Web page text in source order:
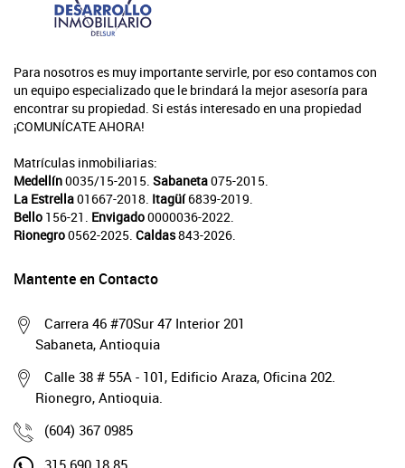
Para nosotros es muy importante servirle, por eso contamos con
un equipo especializado que le brindará la mejor asesoría para
encontrar su propiedad. Si estás interesado en una propiedad
¡COMUNÍCATE AHORA!
Matrículas inmobiliarias:
Medellín0035/15-2015. Sabaneta075-2015.
La Estrella01667-2018. Itagüí6839-2019.
Bello 156-21. Envigado0000036-2022.
Rionegro0562-2025. Caldas843-2026.
Mantente en Contacto
Carrera 46 #70Sur 47 Interior 201
Sabaneta, Antioquia
Calle 38 # 55A - 101, Edificio Araza, Oficina 202.
Rionegro, Antioquia.
(604) 367 0985